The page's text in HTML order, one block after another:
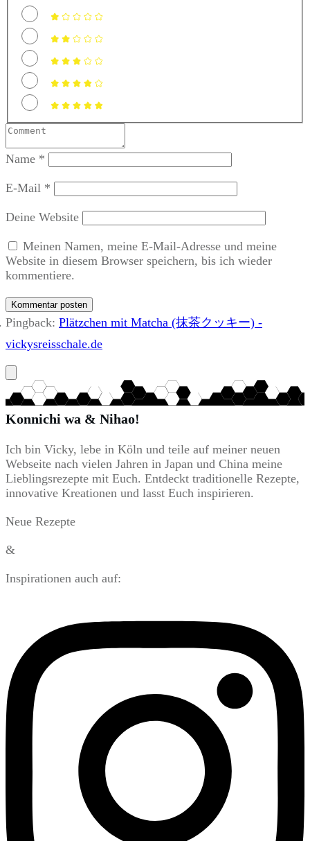
Name *
E-Mail *
Deine Website
Meinen Namen, meine E-Mail-Adresse und meine
Website in diesem Browser speichern, bis ich wieder
kommentiere.
Kommentar posten
Pingback: Plätzchen mit Matcha (抹茶クッキー) -
vickysreisschale.de
Konnichi wa & Nihao!
Ich bin Vicky, lebe in Köln und teile auf meiner neuen
Webseite nach vielen Jahren in Japan und China meine
Lieblingsrezepte mit Euch. Entdeckt traditionelle Rezepte,
innovative Kreationen und lasst Euch inspirieren.
Neue Rezepte
&
Inspirationen auch auf: